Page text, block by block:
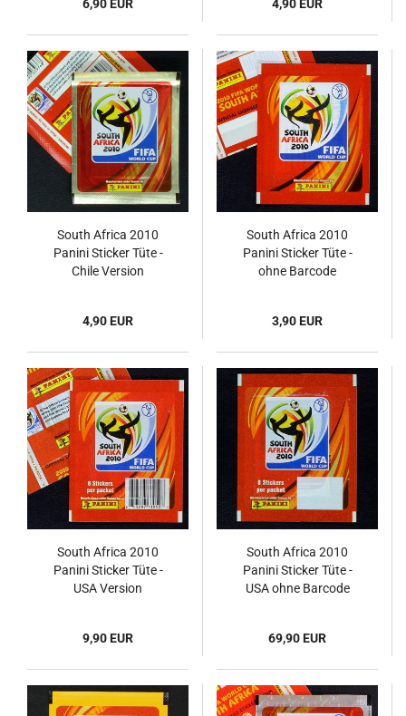
6,90 EUR 4,90 EUR
South Africa 2010
Panini Sticker Tüte -
Chile Version
4,90 EUR
South Africa 2010
Panini Sticker Tüte -
ohne Barcode
3,90 EUR
South Africa 2010
Panini Sticker Tüte -
USA Version
9,90 EUR
South Africa 2010
Panini Sticker Tüte -
USA ohne Barcode
69,90 EUR